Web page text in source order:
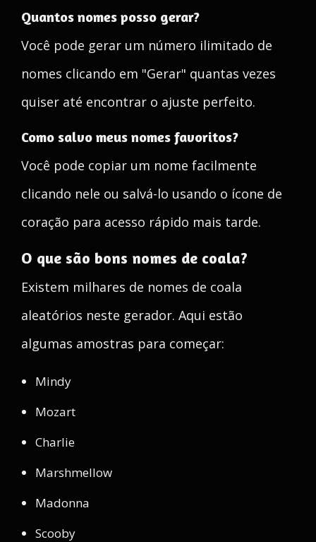
Quantos nomes posso gerar?
Você pode gerar um número ilimitado de
nomes clicando em "Gerar" quantas vezes
quiser até encontrar o ajuste perfeito.
Como salvo meus nomes favoritos?
Você pode copiar um nome facilmente
clicando nele ou salvá-lo usando o ícone de
coração para acesso rápido mais tarde.
O que são bons nomes de coala?
Existem milhares de nomes de coala
aleatórios neste gerador. Aqui estão
algumas amostras para começar:
Mindy
Mozart
Charlie
Marshmellow
Madonna
Scooby